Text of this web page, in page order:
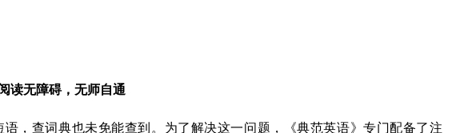
读无障碍，无师自通
，查词典也未免能查到。为了解决这一问题，《典范英语》专门配备了注